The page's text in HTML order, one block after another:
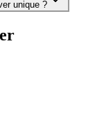
unique ?